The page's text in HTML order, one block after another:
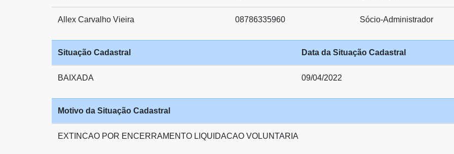
Allex Carvalho Vieira 08786335960 Sócio-Administrador
Situação Cadastral Data da Situação Cadastral
BAIXADA 09/04/2022
Motivo da Situação Cadastral
EXTINCAO POR ENCERRAMENTO LIQUIDACAO VOLUNTARIA